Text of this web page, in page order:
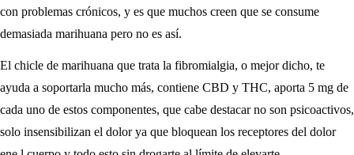
con problemas crónicos, y es que muchos creen que se consume
demasiada marihuana pero no es así.
El chicle de marihuana que trata la fibromialgia, o mejor dicho, te
ayuda a soportarla mucho más, contiene CBD y THC, aporta 5 mg de
cada uno de estos componentes, que cabe destacar no son psicoactivos,
solo insensibilizan el dolor ya que bloquean los receptores del dolor